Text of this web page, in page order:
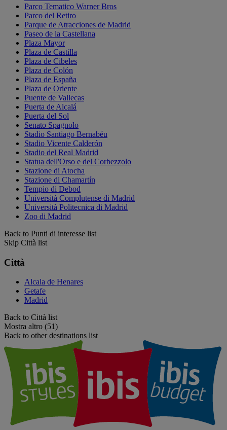
Parco Tematico Warner Bros
Parco del Retiro
Parque de Atracciones de Madrid
Paseo de la Castellana
Plaza Mayor
Plaza de Castilla
Plaza de Cibeles
Plaza de Colón
Plaza de España
Plaza de Oriente
Puente de Vallecas
Puerta de Alcalá
Puerta del Sol
Senato Spagnolo
Stadio Santiago Bernabéu
Stadio Vicente Calderón
Stadio del Real Madrid
Statua dell'Orso e del Corbezzolo
Stazione di Atocha
Stazione di Chamartín
Tempio di Debod
Università Complutense di Madrid
Università Politecnica di Madrid
Zoo di Madrid
Back to Punti di interesse list
Skip Città list
Città
Alcala de Henares
Getafe
Madrid
Back to Città list
Mostra altro (51)
Back to other destinations list